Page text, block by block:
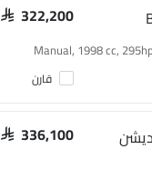
SAR 322,200
Manual, 1998 cc,
قارن
SAR 336,100